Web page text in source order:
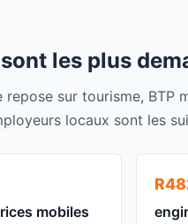
les plus
repose sur tourisme, BTP
locaux sont les
mobiles